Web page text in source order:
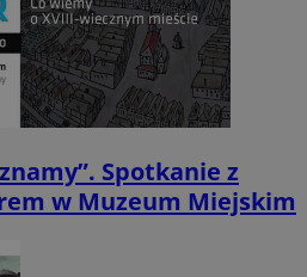
Spotkanie z
w Muzeum Miejskim